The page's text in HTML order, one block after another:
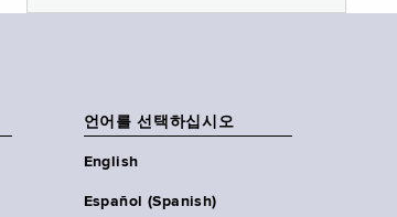
언어를 선택하십시오
English
Español (Spanish)